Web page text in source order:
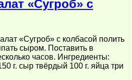
«Сугроб» с
«Сугроб» с колбасой полить
сыром. Поставить в
часов. Ингредиенты:
г. сыр твёрдый 100 г. яйца три